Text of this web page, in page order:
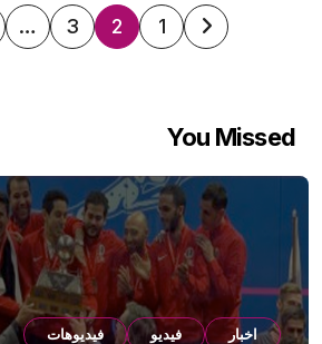
تعدد
المقالات
1
2
3
…
You Missed
اخبار فيديو فيديوهات